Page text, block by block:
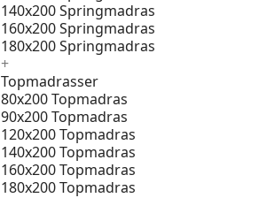
140x200 Springmadras
160x200 Springmadras
180x200 Springmadras
+
Topmadrasser
80x200 Topmadras
90x200 Topmadras
120x200 Topmadras
140x200 Topmadras
160x200 Topmadras
180x200 Topmadras